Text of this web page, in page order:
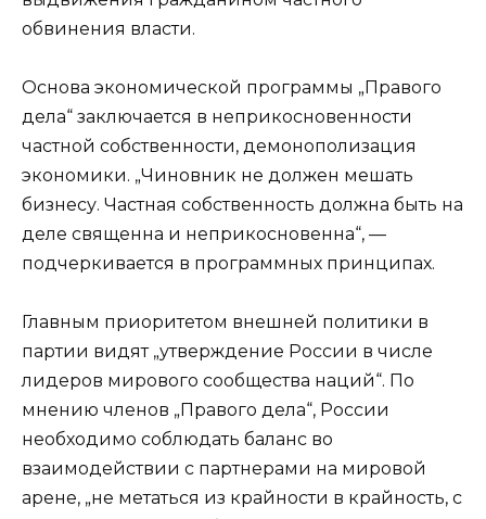
обвинения власти.
Основа экономической программы „Правого
дела“ заключается в неприкосновенности
частной собственности, демонополизация
экономики. „Чиновник не должен мешать
бизнесу. Частная собственность должна быть на
деле священна и неприкосновенна“, —
подчеркивается в программных принципах.
Главным приоритетом внешней политики в
партии видят „утверждение России в числе
лидеров мирового сообщества наций“. По
мнению членов „Правого дела“, России
необходимо соблюдать баланс во
взаимодействии с партнерами на мировой
арене, „не метаться из крайности в крайность, с